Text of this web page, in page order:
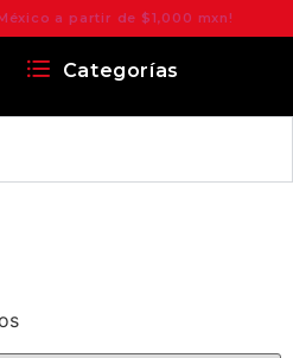
a partir de $1,000 mxn!
Categorías